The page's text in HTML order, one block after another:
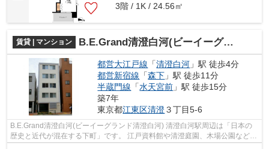
3階 / 1K / 24.56㎡
賃貸 | マンション B.E.Grand清澄白河(ビーイーグランド清澄白河)
都営大江戸線 「清澄白河 」駅 徒歩4分
都営新宿線 「森下 」駅 徒歩11分
半蔵門線 「水天宮前 」駅 徒歩15分
築7年
東京都江東区清澄３丁目5-6
B.E.Grand清澄白河(ビーイーグランド清澄白河) 清澄白河駅周辺は「日本の
歴史と近代が混在する下町」です。 江戸資料館や清澄庭園、木場公園など、